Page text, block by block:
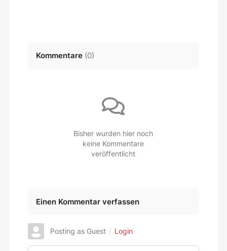
Kommentare (0)
Bisher wurden hier noch
keine Kommentare
veröffentlicht
Einen Kommentar verfassen
Posting as Guest Login